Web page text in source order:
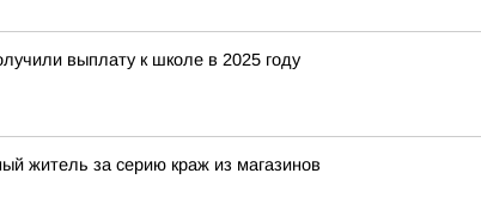
выплату к школе в 2025 году
житель за серию краж из магазинов